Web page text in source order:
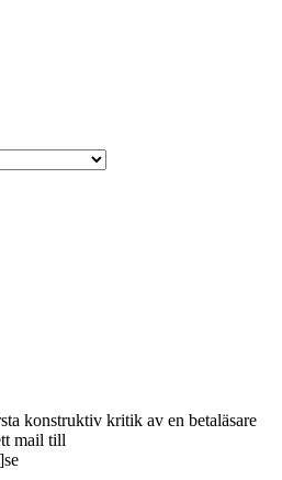
konstruktiv kritik av en betaläsare
mail till